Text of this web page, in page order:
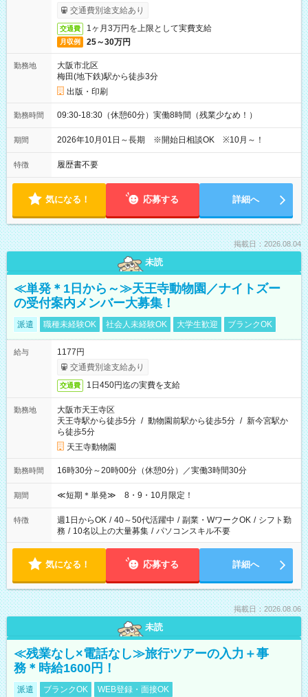
ービス利用可（利用条件有）
交通費別途支給あり
交通費 1ヶ月3万円を上限として実費支給
月収例 25～30万円
勤務地
大阪市北区
梅田(地下鉄)駅から徒歩3分
出版・印刷
勤務時間 09:30-18:30（休憩60分）実働8時間（残業少なめ！）
期間 2026年10月01日～長期 ※開始日相談OK ※10月～！
特徴 履歴書不要
気になる！ 応募する 詳細へ
掲載日：2026.08.04
未読
≪単発＊1日から～≫天王寺動物園／ナイトズー
の受付案内メンバー大募集！
派遣 職種未経験OK 社会人未経験OK 大学生歓迎 ブランクOK
給与
1177円
交通費別途支給あり
交通費 1日450円迄の実費を支給
勤務地
大阪市天王寺区
天王寺駅から徒歩5分 / 動物園前駅から徒歩5分 / 新今宮駅か
ら徒歩5分
天王寺動物園
勤務時間 16時30分～20時00分（休憩0分）／実働3時間30分
期間 ≪短期＊単発≫ 8・9・10月限定！
特徴 週1日からOK / 40～50代活躍中 / 副業・WワークOK / シフト勤
務 / 10名以上の大量募集 / パソコンスキル不要
気になる！ 応募する 詳細へ
掲載日：2026.08.06
未読
≪残業なし×電話なし≫旅行ツアーの入力＋事
務＊時給1600円！
派遣 ブランクOK WEB登録・面接OK